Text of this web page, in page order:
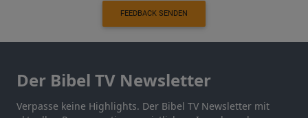
FEEDBACK SENDEN
Der Bibel TV Newsletter
Verpasse keine Highlights. Der Bibel TV Newsletter mit